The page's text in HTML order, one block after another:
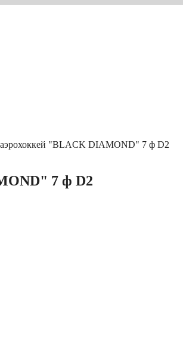
"BLACK DIAMOND" 7 ф D2
7 ф D2